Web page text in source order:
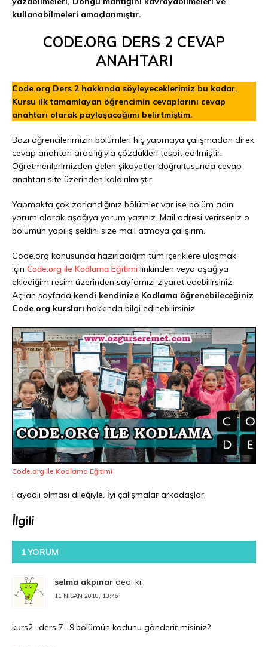
kullanabilmeleri amaçlanmıştır.
CODE.ORG DERS 2 CEVAP
ANAHTARI
Code.org Ders 2 hakkında söyleyeceklerimiz bu kadar.
Kursu ilk tamamlayan öğrencimin cevaplarını cevap
anahtarı olarak paylaşacağımı belirtmiştim.
Bazı öğrencilerimizin bölümleri hiç yapmaya çalışmadan direk
cevap anahtarı aracılığıyla çözdükleri tespit edilmiştir.
Öğretmenlerimizden gelen şikayetler doğrultusunda cevap
anahtarı site üzerinden kaldırılmıştır.
Yapmakta çok zorlandığınız bölümler var ise bölüm adını
yorum olarak aşağıya yorum yazınız. Mail adresi verirseniz o
bölümün yapılış şeklini size mail atmaya çalışırım.
Code.org konusunda hazırladığım tüm içeriklere ulaşmak
için Code.org ile Kodlama Eğitimi linkinden veya aşağıya
eklediğim resim üzerinden sayfamızı ziyaret edebilirsiniz.
Açılan sayfada kendi kendinize Kodlama öğrenebileceğiniz
Code.org kursları hakkında bilgi edinebilirsiniz.
Code.org ile Kodlama Eğitimi
Faydalı olması dileğiyle. İyi çalışmalar arkadaşlar.
İlgili
1 YORUM
selma akpınar dedi ki:
11 NISAN 2018, 13:46
kurs2- ders 7- 9.bölümün kodunu gönderir misiniz?